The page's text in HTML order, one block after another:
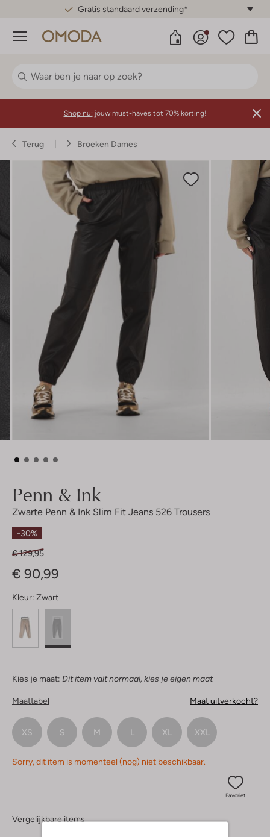
Gratis standaard verzending*
Menu
Shop nu: jouw must-haves tot 70% korting!
Terug Broeken Dames
Penn & Ink
Zwarte Penn & Ink Slim Fit Jeans 526 Trousers
-30%
€ 129,95
€ 90,99
Kleur: Zwart
Kies je maat: Dit item valt normaal, kies je eigen maat
Maattabel Maat uitverkocht?
XS S M L XL XXL
Sorry, dit item is momenteel (nog) niet beschikbaar.
Favoriet
Vergelijkbare items